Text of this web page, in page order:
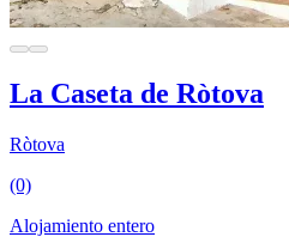
La Caseta de Ròtova
Ròtova
(0)
Alojamiento entero